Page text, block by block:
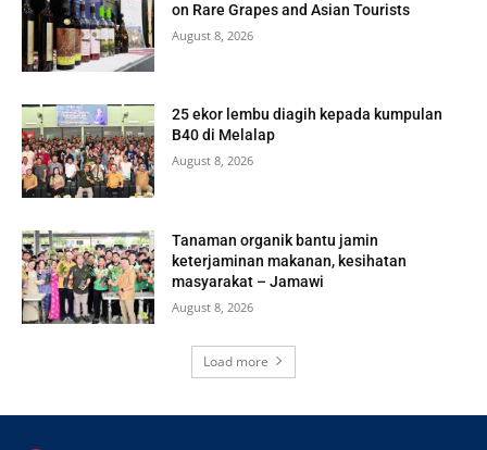
on Rare Grapes and Asian Tourists
August 8, 2026
25 ekor lembu diagih kepada kumpulan
B40 di Melalap
August 8, 2026
Tanaman organik bantu jamin
keterjaminan makanan, kesihatan
masyarakat – Jamawi
August 8, 2026
Load more